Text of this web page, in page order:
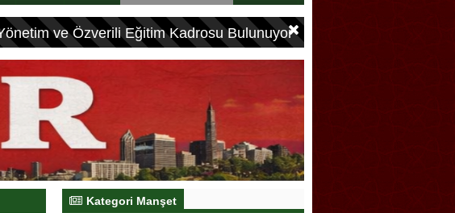
ve Özverili Eğitim Kadrosu Bulunuyor
Kategori Manşet